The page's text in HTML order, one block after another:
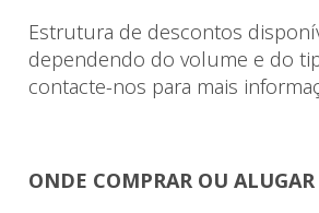
Estrutura de descontos
dependendo do volume e do
contacte-nos para mais
ONDE COMPRAR OU